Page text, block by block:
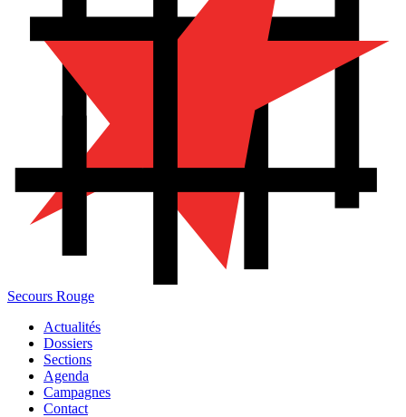
Secours Rouge
Actualités
Dossiers
Sections
Agenda
Campagnes
Contact